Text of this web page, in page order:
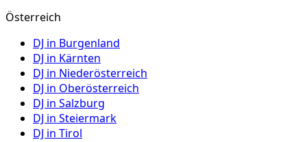
Österreich
DJ in Burgenland
DJ in Kärnten
DJ in Niederösterreich
DJ in Oberösterreich
DJ in Salzburg
DJ in Steiermark
DJ in Tirol